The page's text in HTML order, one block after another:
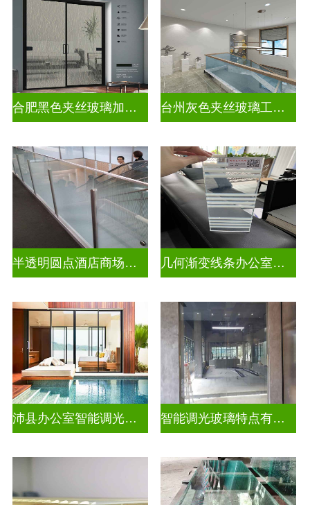
合肥黑色夹丝玻璃加工厂 台州灰色夹丝玻璃工厂招聘
半透明圆点酒店商场彩色渐变玻璃 几何渐变线条办公室彩色渐变玻璃
沛县办公室智能调光玻璃厂商 智能调光玻璃特点有哪些方面